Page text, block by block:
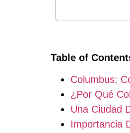
Table of
Columbus:
¿Por Qué
Una Ciudad
Importancia